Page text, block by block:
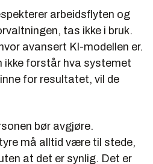
arbeidsflyten og
tas ikke i bruk.
avansert KI-modellen er.
ikke forstår hva systemet
for resultatet, vil de
bør avgjøre.
må alltid være til stede,
at det er synlig. Det er